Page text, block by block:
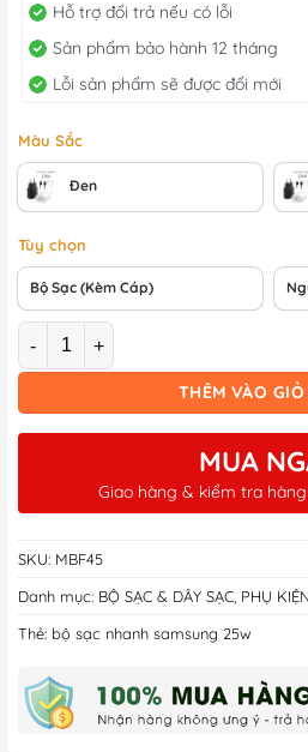
Hỗ trợ đổi trả nếu có lỗi
Sản phẩm bảo hành 12 tháng
Lỗi sản phẩm sẽ được đổi mới
Màu Sắc
Đen
Tùy chọn
Bộ Sạc (kèm Cáp)
Số lượng
THÊM VÀO GIỎ
MUA
Giao hàng & kiểm tra
SKU: MBF45
Danh mục: BỘ SẠC & DÂY SẠC PHỤ
Thẻ: bộ sạc nhanh samsung 25w